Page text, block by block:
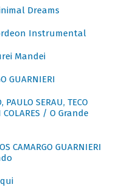
Dreams
Instrumental
Mandei
GUARNIERI
PAULO SERAU, TECO
COLARES / O Grande
CAMARGO GUARNIERI